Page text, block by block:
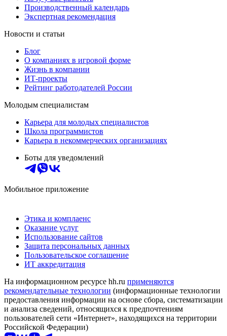
Производственный календарь
Экспертная рекомендация
Новости и статьи
Блог
О компаниях в игровой форме
Жизнь в компании
ИТ-проекты
Рейтинг работодателей России
Молодым специалистам
Карьера для молодых специалистов
Школа программистов
Карьера в некоммерческих организациях
Боты для уведомлений
Мобильное приложение
Этика и комплаенс
Оказание услуг
Использование сайтов
Защита персональных данных
Пользовательское соглашение
ИТ аккредитация
На информационном ресурсе hh.ru применяются
рекомендательные технологии (информационные технологии
предоставления информации на основе сбора, систематизации
и анализа сведений, относящихся к предпочтениям
пользователей сети «Интернет», находящихся на территории
Российской Федерации)